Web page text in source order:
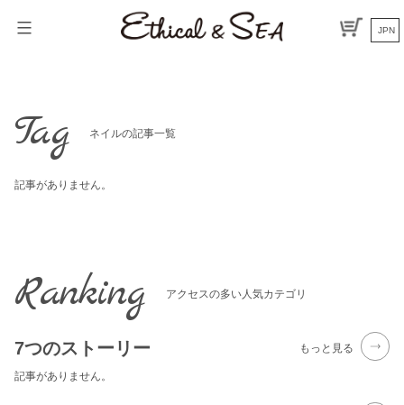
JPN
Tag ネイルの記事一覧
記事がありません。
Ranking アクセスの多い人気カテゴリ
7つのストーリー もっと見る
記事がありません。